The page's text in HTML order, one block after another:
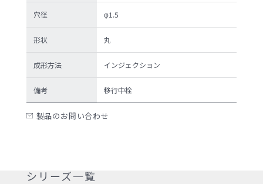
穴径 φ1.5
形状 丸
成形方法 インジェクション
備考 移行中栓
製品のお問い合わせ
シリーズ一覧